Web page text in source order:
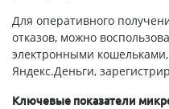
Для оперативного
отказов, можно
электронными
Яндекс.Деньги,
Ключевые показатели